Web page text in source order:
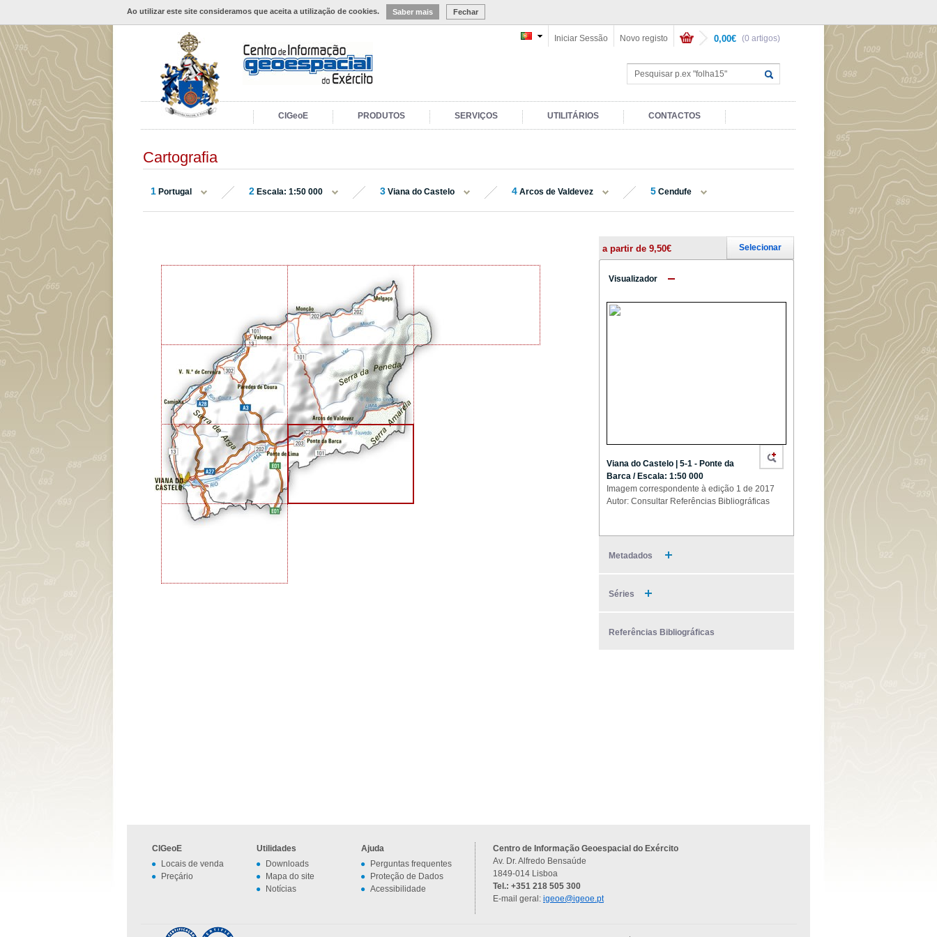
Ao utilizar este site consideramos que aceita a utilização de cookies. Saber mais Fechar
(0 artigos)
0,00€
Novo registo
Iniciar Sessão
CIGeoE PRODUTOS SERVIÇOS UTILITÁRIOS CONTACTOS
Cartografia
1 Portugal 2 Escala: 1:50 000 3 Viana do Castelo 4 Arcos de Valdevez 5 Cendufe
a partir de 9,50€ Selecionar
Visualizador
Viana do Castelo | 5-1 - Ponte da
Barca / Escala: 1:50 000
Imagem correspondente à edição 1 de 2017
Autor: Consultar Referências Bibliográficas
Metadados
Séries
Referências Bibliográficas
CIGeoE
Locais de venda
Preçário
Utilidades
Downloads
Mapa do site
Notícias
Ajuda
Perguntas frequentes
Proteção de Dados
Acessibilidade
Centro de Informação Geoespacial do Exército
Av. Dr. Alfredo Bensaúde
1849-014 Lisboa
Tel.: +351 218 505 300
E-mail geral: igeoe@igeoe.pt